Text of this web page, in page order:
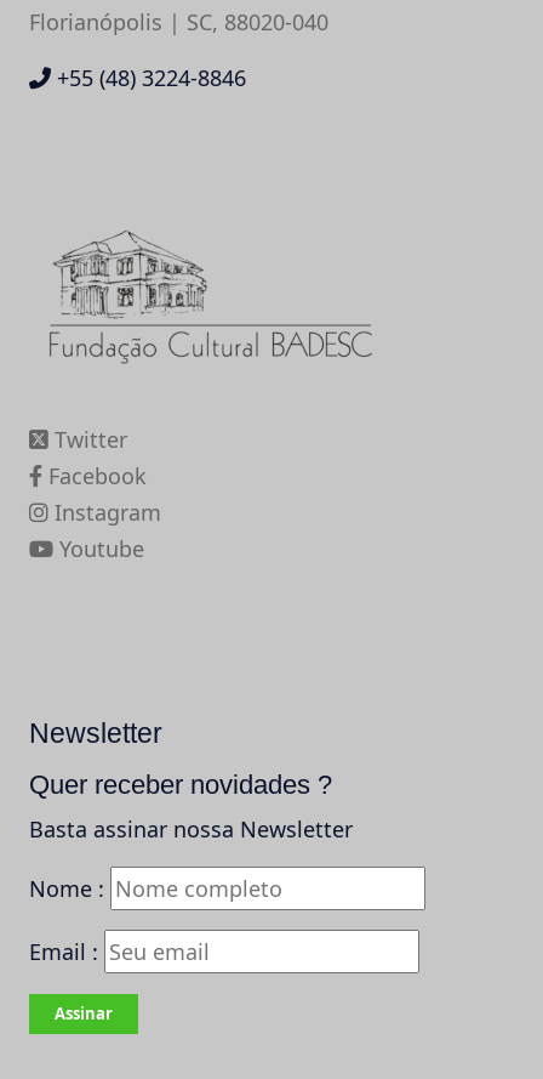
Florianópolis | SC, 88020-040
+55 (48) 3224-8846
Twitter
Facebook
Instagram
Youtube
Newsletter
Quer receber novidades ?
Basta assinar nossa Newsletter
Nome :
Email :